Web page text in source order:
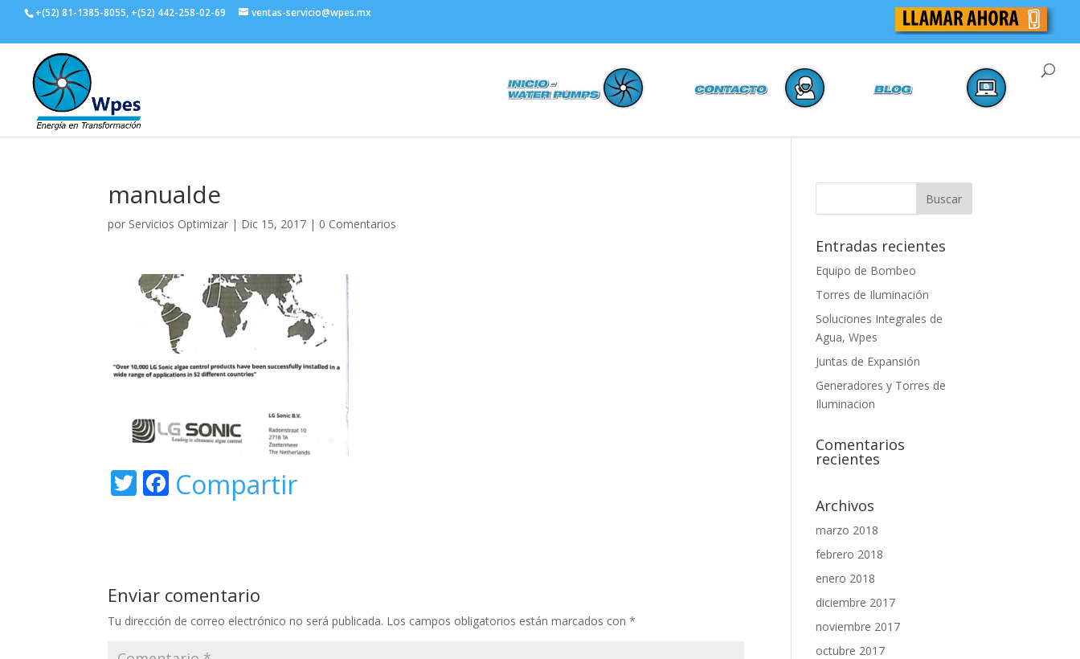
+(52) 81-1385-8055, +(52) 442-258-02-69 ventas-servicio@wpes.mx
manualde
por Servicios Optimizar | Dic 15, 2017 | 0 Comentarios
T F
o
o
k
Compartir
Enviar comentario
Tu dirección de correo electrónico no será publicada. Los campos obligatorios están marcados con*
Entradas recientes
Equipo de Bombeo
Torres de Iluminación
Soluciones Integrales de
Agua, Wpes
Juntas de Expansión
Generadores y Torres de
Iluminacion
Comentarios
recientes
Archivos
marzo 2018
febrero 2018
enero 2018
diciembre 2017
noviembre 2017
octubre 2017